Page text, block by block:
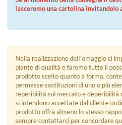
lasceremo una cartolina invitandolo
Nella realizzazione dell´omaggio ci
piante di qualità e faremo tutto il
prodotto scelto quanto a forma,
permesse sostituzioni di uno o più
reperibilità sul mercato e deperibilità
si intendono accettate dal cliente
prodotto offra almeno lo stesso
sempre contattarci per concordare